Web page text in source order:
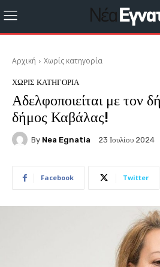
Αρχική Χωρίς κατηγορία
ΧΩΡΊΣ ΚΑΤΗΓΟΡΊΑ
Αδελφοποιείται με τον
δήμος Καβάλας!
By Nea Egnatia 23 Ιουλίου 2024
Facebook Twitter